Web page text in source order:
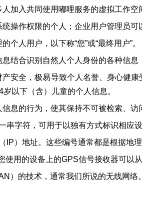
加入共同使用嘟哩服务的虚拟工作
操作权限的个人；企业用户管理员可
人用户，以下称“您”或“最终用户”。
结合识别自然人个人身份的各种信
安全，极易导致个人名誉、身心健
以下（含）儿童的个人信息。
息的行为，使其保持不可被检索、访
字符，可用于以独有方式标识相应设
IP）地址。这些编号通常都是根据地
用的设备上的GPS信号接收器可以
）的技术，通常我们所说的无线网络。